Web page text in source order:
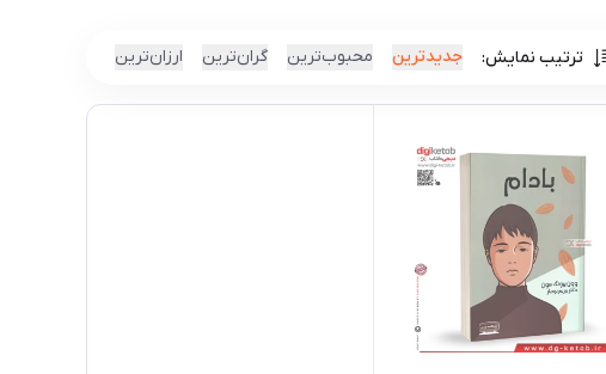
ترتیب نمایش: جدیدترین محبوب‌ترین گران‌ترین ارزان‌ترین